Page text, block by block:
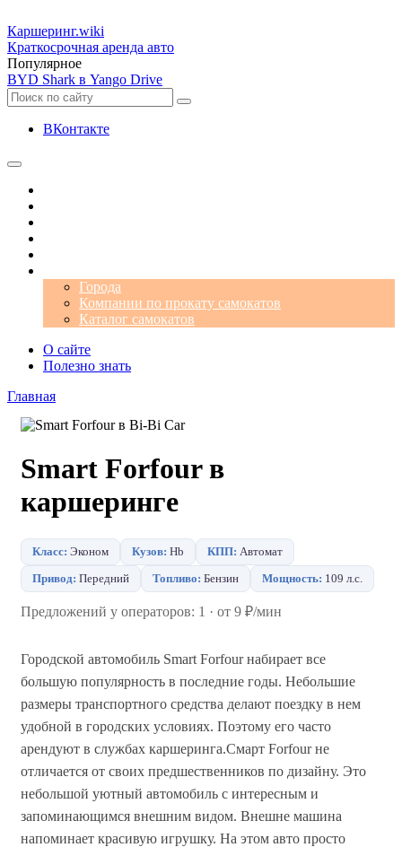
Каршеринг.wiki
Краткосрочная аренда авто
Популярное
BYD Shark в Yango Drive
ВКонтакте
Города
Компании по прокату самокатов
Каталог самокатов
О сайте
Полезно знать
Главная
Smart Forfour в
каршеринге
Класс: Эконом Кузов: Hb КПП: Автомат
Привод: Передний Топливо: Бензин Мощность: 109 л.с.
Предложений у операторов: 1 · от 9 ₽/мин
Городской автомобиль Smart Forfour набирает все
большую популярность в последние годы. Небольшие
размеры транспортного средства делают поездку в нем
удобной в городских условиях. Поэтому его часто
арендуют в службах каршеринга.Смарт Forfour не
отличается от своих предшественников по дизайну. Это
небольшой уютный автомобиль с интересным и
запоминающимся внешним видом. Внешне машина
напоминает красивую игрушку. На этом авто просто